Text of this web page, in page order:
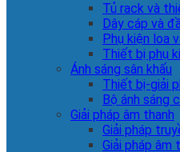
Tủ rack và
Dây cáp và
Phụ kiện loa
Thiết bị phụ
Ánh sáng sân khấu
Thiết bị-giải
Bộ ánh sáng
Giải pháp âm thanh
Giải pháp
Giải pháp âm